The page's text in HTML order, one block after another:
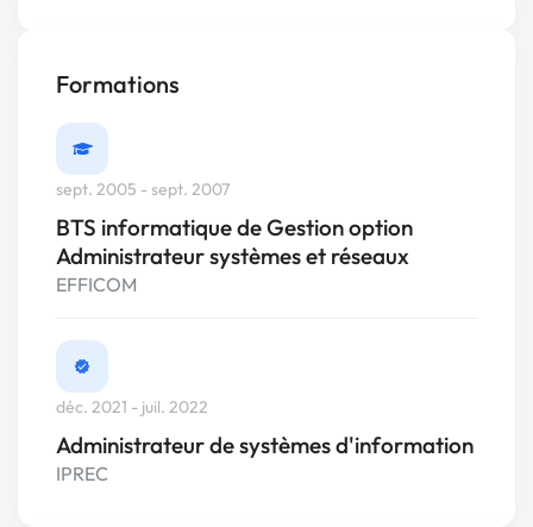
Formations
sept. 2005 - sept. 2007
BTS informatique de Gestion option
Administrateur systèmes et réseaux
EFFICOM
déc. 2021 - juil. 2022
Administrateur de systèmes d'information
IPREC